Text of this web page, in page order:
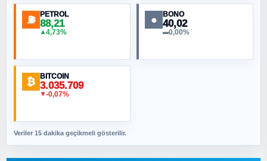
NURETTIN BÖLÜK
ORHAN KILIÇOĞLU
Fahişeye beyinli bir müstevli alçağına
SAVAŞ ŞAHİN
⛽ PETROL
88,21
▲4,73%
● BONO
40,02
▬0,00%
₿ BITCOIN
3.035.709
▼-0,07%
Veriler 15 dakika geçikmeli gösterilir.